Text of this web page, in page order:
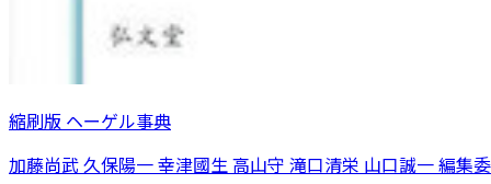
縮刷版 ヘーゲル事典
加藤尚武 久保陽一 幸津國生 高山守 滝口清栄 山口誠一 編集